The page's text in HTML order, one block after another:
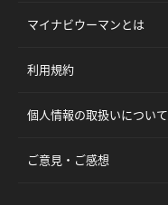
マイナビウーマンとは
利用規約
個人情報の取扱いについて
ご意見・ご感想